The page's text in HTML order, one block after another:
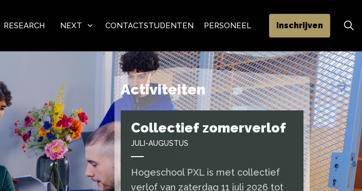
RESEARCH NEXT CONTACTSTUDENTEN PERSONEEL Inschrijven
Activiteiten
Collectief zomerverlof
JULI-AUGUSTUS
Hogeschool PXL is met collectief
verlof van zaterdag 11 juli 2026 tot